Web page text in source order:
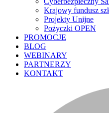
Krajowy fundusz
Projekty Unijne
Pożyczki OPEN
PROMOCJE
BLOG
WEBINARY
PARTNERZY
KONTAKT